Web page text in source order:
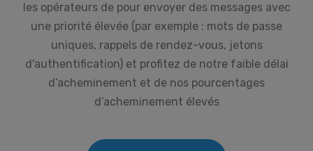
les opérateurs de pour envoyer des messages avec
une priorité élevée (par exemple : mots de passe
uniques, rappels de rendez-vous, jetons
d'authentification) et profitez de notre faible délai
d’acheminement et de nos pourcentages
d’acheminement élevés